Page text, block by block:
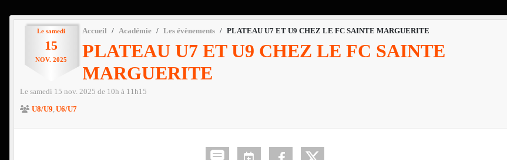
Le samedi
15
NOV. 2025
Accueil Académie Les évènements PLATEAU U7 ET U9 CHEZ LE FC SAINTE MARGUERITE
PLATEAU U7 ET U9 CHEZ LE FC SAINTE
MARGUERITE
Le samedi 15 nov. 2025 de 10h à 11h15
U8/U9 U6/U7